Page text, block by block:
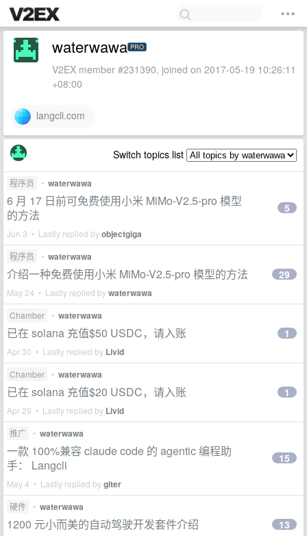
waterwawa PRO
V2EX member #231390, joined on 2017-05-19 10:26:11
+08:00
langcli.com
Switch topics list
程序员 • waterwawa
6 月 17 日前可免费使用小米 MiMo-V2.5-pro 模型
的方法
Jun 3 • Lastly replied byobjectgiga
5
程序员 • waterwawa
介绍一种免费使用小米 MiMo-V2.5-pro 模型的方法
May 24 • Lastly replied bywaterwawa
29
Chamber • waterwawa
已在 solana 充值$50 USDC，请入账
Apr 30 • Lastly replied by Livid
1
Chamber • waterwawa
已在 solana 充值$20 USDC，请入账
Apr 29 • Lastly replied by Livid
1
推广 • waterwawa
一款 100%兼容 claude code 的 agentic 编程助
手： Langcli
May 4 • Lastly replied bygiter
15
硬件 • waterwawa
1200 元小而美的自动驾驶开发套件介绍 13